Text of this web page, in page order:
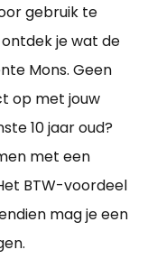
gebruik te
je wat de
Mons. Geen
op met jouw
10 jaar oud?
met een
BTW-voordeel
mag je een